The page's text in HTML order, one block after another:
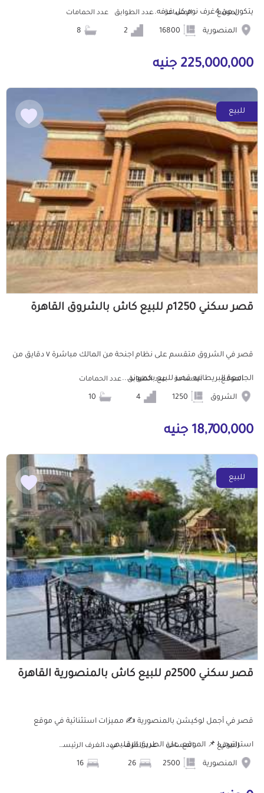
يتكون من 4غرف نوم كل غرفه...
الموقع
المنصورية
المساحة عدد الطوابق عدد الحمامات
225,000,000 جنيه
للبيع
قصر سكني 1250م للبيع كاش بالشروق القاهرة
قصر في الشروق متقسم على نظام اجنحة من المالك مباشرة ٧ دقايق من
الجامعة البريطانيه قصر للبيع بكمبوند...
الموقع
الشروق
المساحة عدد الطوابق عدد الحمامات
18,700,000 جنيه
للبيع
قصر سكني 2500م للبيع كاش بالمنصورية القاهرة
قصر في أجمل لوكيشن بالمنصورية ✍️ مميزات استثنائية في موقع
استراتيجي! 📌 الموقع: على الطريق الإقليمي ...
الموقع
المنصورية
المساحة عدد الغرف عدد الغرف الرئيسية